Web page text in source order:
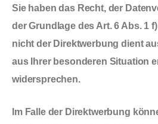
Sie haben das Recht, der
der Grundlage des Art. 6 Abs. 1
nicht der Direktwerbung dient
aus Ihrer besonderen Situation
widersprechen.
Im Falle der Direktwerbung